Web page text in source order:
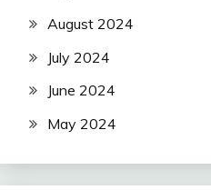
August 2024
July 2024
June 2024
May 2024